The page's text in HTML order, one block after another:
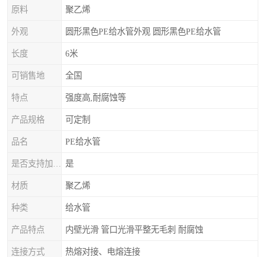
原料 聚乙烯
外观 圆形黑色PE给水管外观 圆形黑色PE给水管
长度 6米
可销售地 全国
特点 强度高,耐腐蚀等
产品规格 可定制
品名 PE给水管
是
材质 聚乙烯
种类 给水管
产品特点 内壁光滑 管口光滑平整无毛刺 耐腐蚀
连接方式 热熔对接、电熔连接